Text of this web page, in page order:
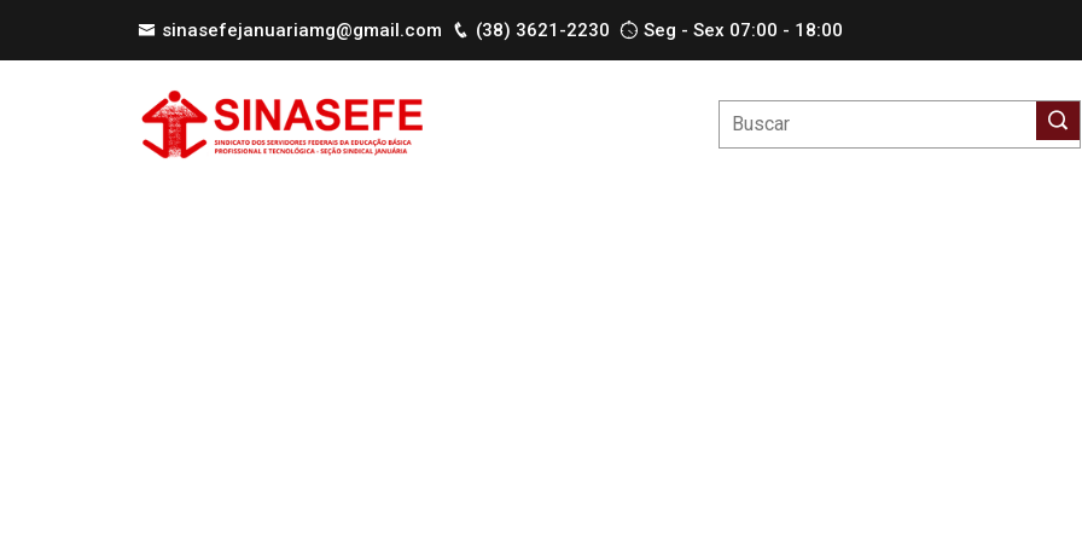
sinasefejanuariamg@gmail.com (38) 3621-2230 Seg - Sex 07:00 - 18:00